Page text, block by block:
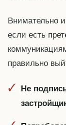
Внимательно
если есть
правильно
Не